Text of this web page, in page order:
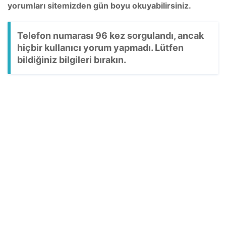
yorumları sitemizden gün boyu okuyabilirsiniz.
Telefon numarası 96 kez sorgulandı, ancak
hiçbir kullanıcı yorum yapmadı. Lütfen
bildiğiniz bilgileri bırakın.